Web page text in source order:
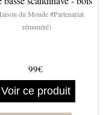
du Monde #Partenariat
rémunéré)
99€
Voir ce produit